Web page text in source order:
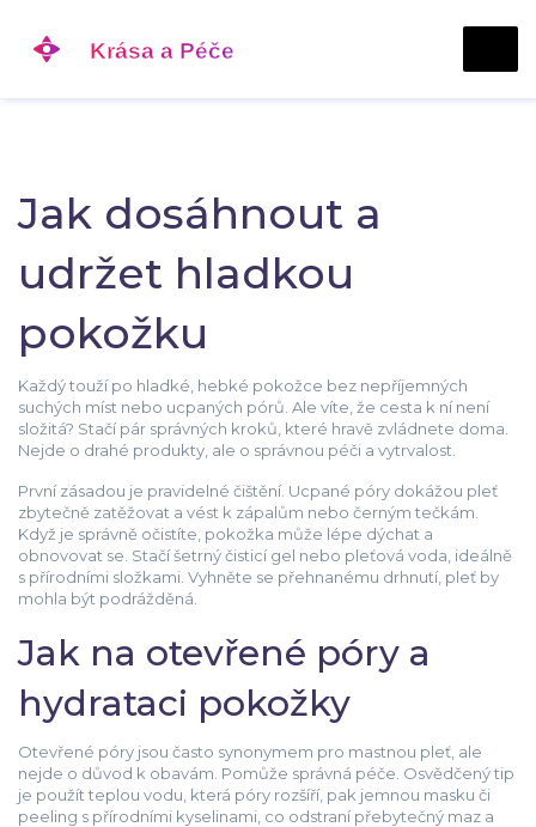
Jak dosáhnout a
udržet hladkou
pokožku
Každý touží po hladké, hebké pokožce bez nepříjemných
suchých míst nebo ucpaných pórů. Ale víte, že cesta k ní není
složitá? Stačí pár správných kroků, které hravě zvládnete doma.
Nejde o drahé produkty, ale o správnou péči a vytrvalost.
První zásadou je pravidelné čištění. Ucpané póry dokážou pleť
zbytečně zatěžovat a vést k zápalům nebo černým tečkám.
Když je správně očistíte, pokožka může lépe dýchat a
obnovovat se. Stačí šetrný čisticí gel nebo pleťová voda, ideálně
s přírodními složkami. Vyhněte se přehnanému drhnutí, pleť by
mohla být podrážděná.
Jak na otevřené póry a
hydrataci pokožky
Otevřené póry jsou často synonymem pro mastnou pleť, ale
nejde o důvod k obavám. Pomůže správná péče. Osvědčený tip
je použít teplou vodu, která póry rozšíří, pak jemnou masku či
peeling s přírodními kyselinami, co odstraní přebytečný maz a